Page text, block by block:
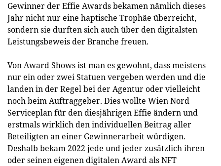
Gewinner der Effie Awards bekamen nämlich dieses
Jahr nicht nur eine haptische Trophäe überreicht,
sondern sie durften sich auch über den digitalsten
Leistungsbeweis der Branche freuen.
Von Award Shows ist man es gewohnt, dass meistens
nur ein oder zwei Statuen vergeben werden und die
landen in der Regel bei der Agentur oder vielleicht
noch beim Auftraggeber. Dies wollte Wien Nord
Serviceplan für den diesjährigen Effie ändern und
erstmals wirklich den individuellen Beitrag aller
Beteiligten an einer Gewinnerarbeit würdigen.
Deshalb bekam 2022 jede und jeder zusätzlich ihren
oder seinen eigenen digitalen Award als NFT